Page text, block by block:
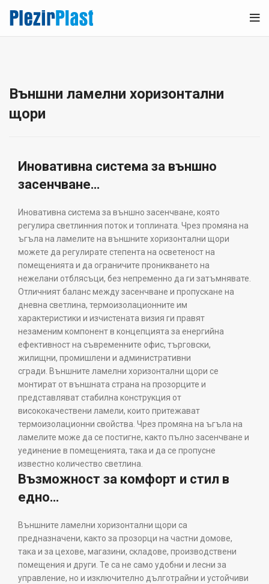
Външни ламелни хоризонтални
щори
Иновативна система за външно
засенчване…
Иновативна система за външно засенчване, която
регулира светлинния поток и топлината. Чрез промяна на
ъгъла на ламелите на външните хоризонтални щори
можете да регулирате степента на осветеност на
помещенията и да ограничите проникването на
нежелани отблясъци, без непременно да ги затъмнявате.
Отличният баланс между засенчване и пропускане на
дневна светлина, термоизолационните им
характеристики и изчистената визия ги правят
незаменим компонент в концепцията за енергийна
ефективност на съвременните офис, търговски,
жилищни, промишлени и административни
сгради. Външните ламелни хоризонтални щори се
монтират от външната страна на прозорците и
представляват стабилна конструкция от
висококачествени ламели, които притежават
термоизолационни свойства. Чрез промяна на ъгъла на
ламелите може да се постигне, както пълно засенчване и
уединение в помещенията, така и да се пропусне
известно количество светлина.
Възможност за комфорт и стил в
едно…
Външните ламелни хоризонтални щори са
предназначени, както за прозорци на частни домове,
така и за цехове, магазини, складове, производствени
помещения и други. Те са не само удобни и лесни за
управление, но и изключително дълготрайни и устойчиви